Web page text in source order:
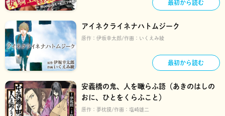
最初から読む
アイネクライネナハトムジーク
原作： 伊坂幸太郎 作画： いくえみ綾
最初から読む
安義橋の鬼、人を噉らふ語（あきのはしの
おに、ひとをくらふこと）
原作： 夢枕獏 作画： 塩崎雄二